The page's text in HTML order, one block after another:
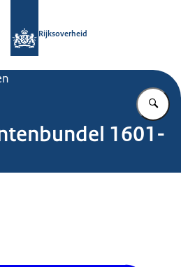
Rijksoverheid
1601-